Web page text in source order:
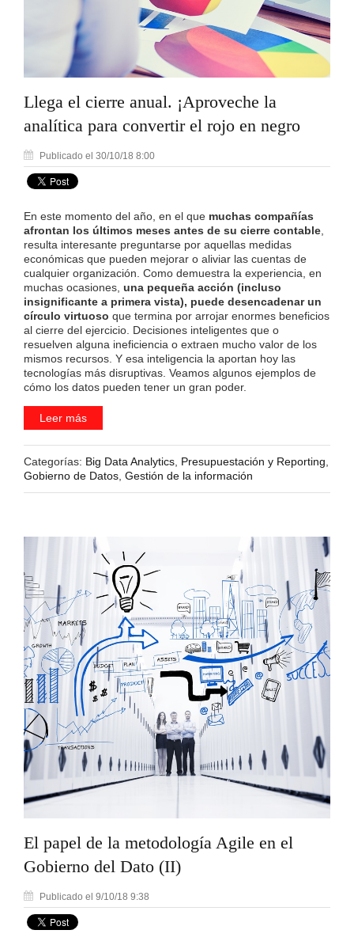
Llega el cierre anual. ¡Aproveche la
analítica para convertir el rojo en negro
Publicado el 30/10/18 8:00
En este momento del año, en el que muchas compañías
afrontan los últimos meses antes de su cierre contable
resulta interesante preguntarse por aquellas medidas
económicas que pueden mejorar o aliviar las cuentas de
cualquier organización. Como demuestra la experiencia, en
muchas ocasiones, una pequeña acción (incluso
insignificante a primera vista), puede desencadenar un
círculo virtuoso que termina por arrojar enormes beneficios
al cierre del ejercicio. Decisiones inteligentes que o
resuelven alguna ineficiencia o extraen mucho valor de los
mismos recursos. Y esa inteligencia la aportan hoy las
tecnologías más disruptivas. Veamos algunos ejemplos de
cómo los datos pueden tener un gran poder.
Leer más
Categorías: Big Data Analytics Presupuestación y Reporting
Gobierno de Datos Gestión de la información
El papel de la metodología Agile en el
Gobierno del Dato (II)
Publicado el 9/10/18 9:38